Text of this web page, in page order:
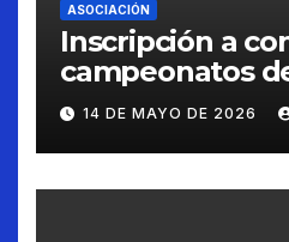
ASOCIACIÓN
Inscripción a
campeonatos
de Peñagrande
14 DE MAYO DE 2026